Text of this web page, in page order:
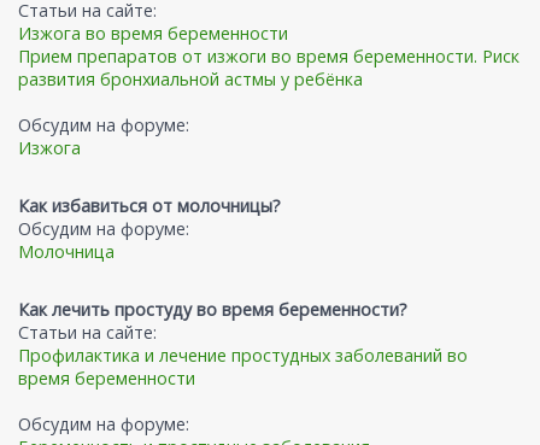
Статьи на сайте:
Изжога во время беременности
Прием препаратов от изжоги во время беременности. Риск
развития бронхиальной астмы у ребёнка
Обсудим на форуме:
Изжога
Как избавиться от молочницы?
Обсудим на форуме:
Молочница
Как лечить простуду во время беременности?
Статьи на сайте:
Профилактика и лечение простудных заболеваний во
время беременности
Обсудим на форуме: